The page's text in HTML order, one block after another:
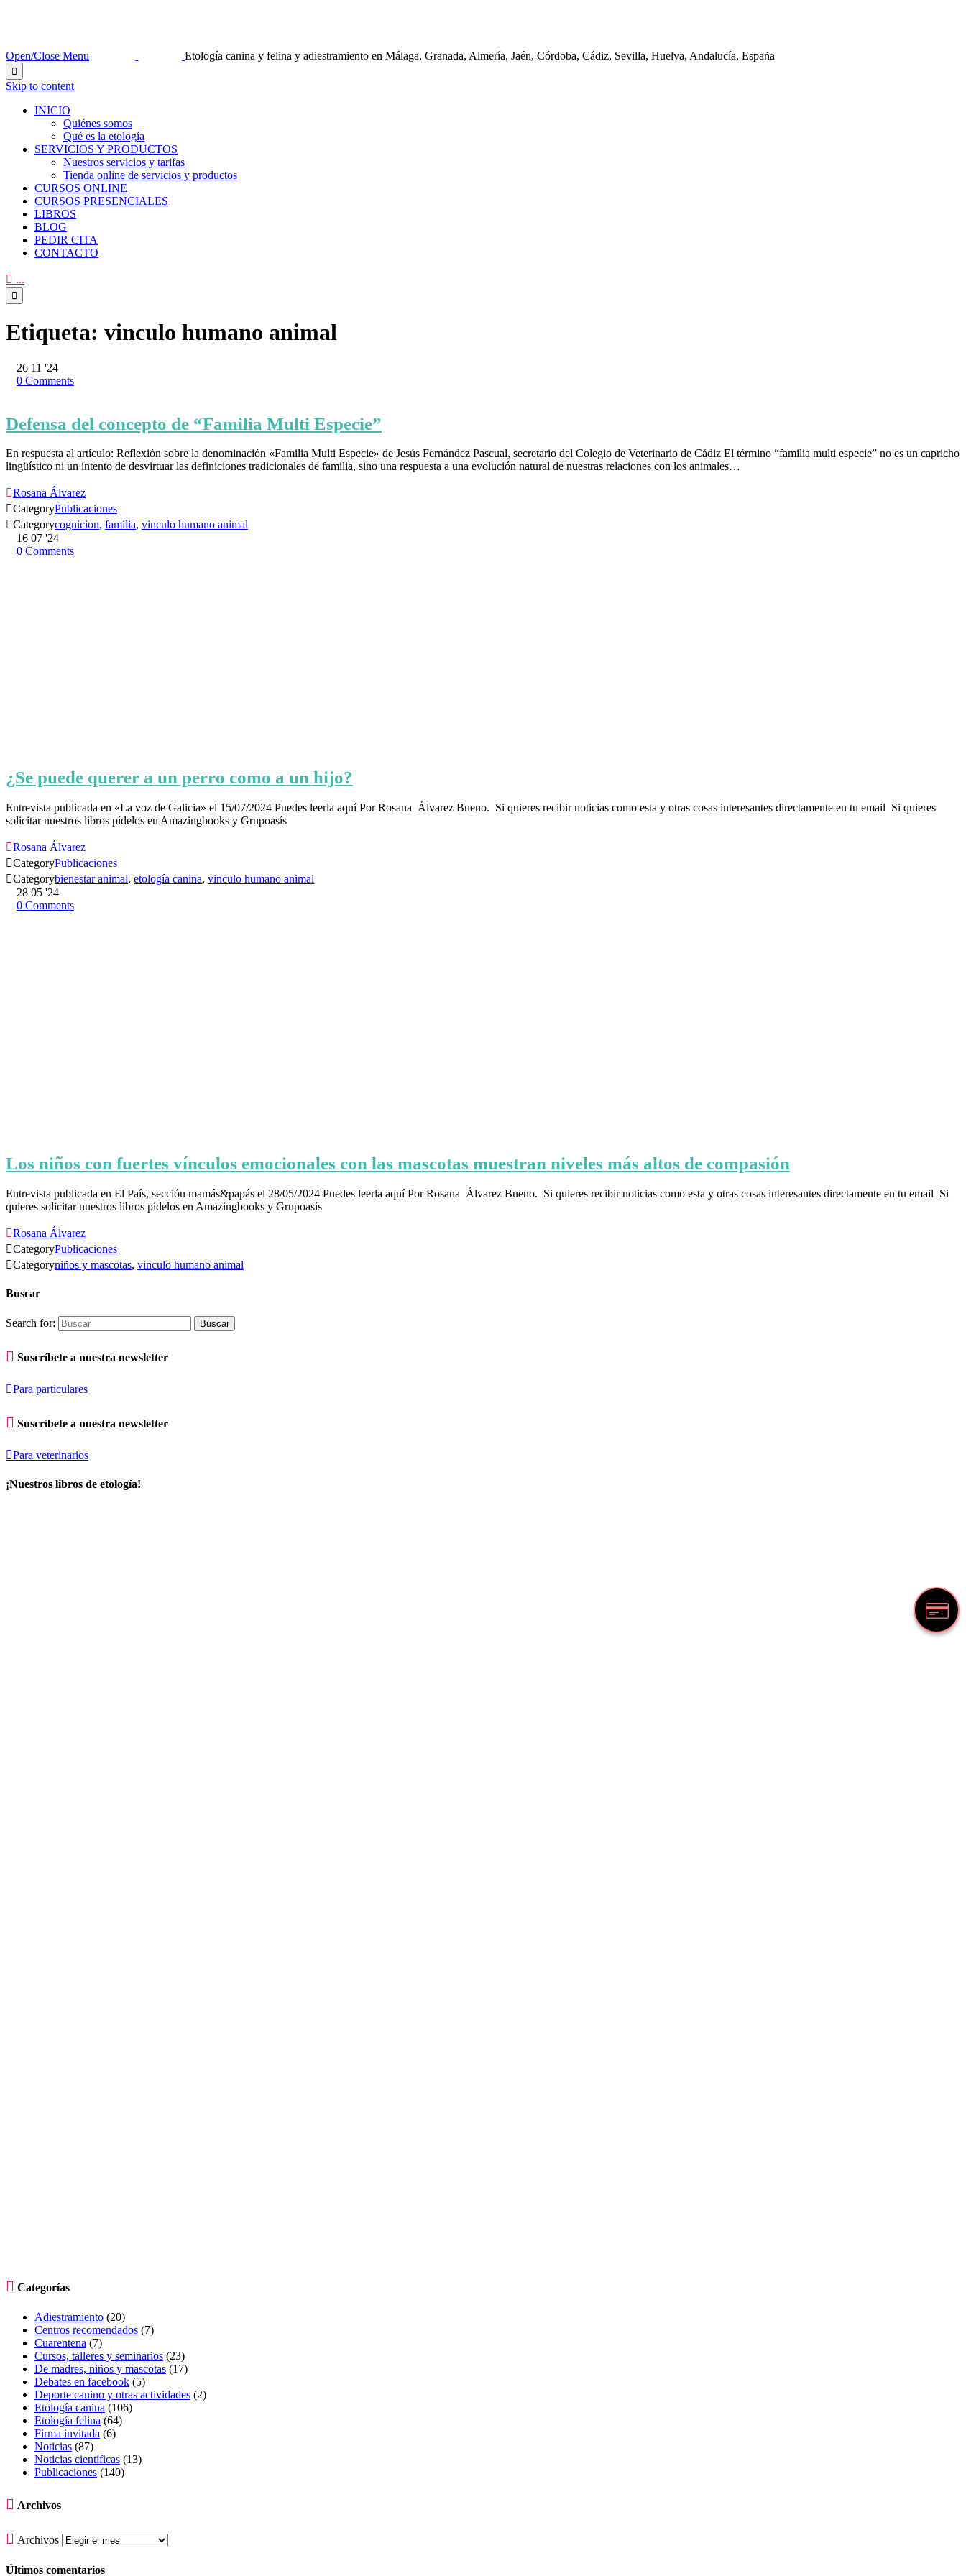
Open/Close Menu Etología canina y felina y adiestramiento en Málaga, Granada, Almería, Jaén, Córdoba, Cádiz, Sevilla, Huelva, Andalucía, España

Skip to content
INICIO
Quiénes somos
Qué es la etología
SERVICIOS Y PRODUCTOS
Nuestros servicios y tarifas
Tienda online de servicios y productos
CURSOS ONLINE
CURSOS PRESENCIALES
LIBROS
BLOG
PEDIR CITA
CONTACTO
 ...

Etiqueta: vinculo humano animal
26 11 '24
0 Comments
Defensa del concepto de “Familia Multi Especie”
En respuesta al artículo: Reflexión sobre la denominación «Familia Multi Especie» de Jesús Fernández Pascual, secretario del Colegio de Veterinario de Cádiz El término “familia multi especie” no es un capricho
lingüístico ni un intento de desvirtuar las definiciones tradicionales de familia, sino una respuesta a una evolución natural de nuestras relaciones con los animales…
Rosana Álvarez
CategoryPublicaciones
Categorycognicion, familia, vinculo humano animal
16 07 '24
0 Comments
¿Se puede querer a un perro como a un hijo?
Entrevista publicada en «La voz de Galicia» el 15/07/2024 Puedes leerla aquí Por Rosana Álvarez Bueno. Si quieres recibir noticias como esta y otras cosas interesantes directamente en tu email Si quieres
solicitar nuestros libros pídelos en Amazingbooks y Grupoasís
Rosana Álvarez
CategoryPublicaciones
Categorybienestar animal, etología canina, vinculo humano animal
28 05 '24
0 Comments
Los niños con fuertes vínculos emocionales con las mascotas muestran niveles más altos de compasión
Entrevista publicada en El País, sección mamás&papás el 28/05/2024 Puedes leerla aquí Por Rosana Álvarez Bueno. Si quieres recibir noticias como esta y otras cosas interesantes directamente en tu email Si
quieres solicitar nuestros libros pídelos en Amazingbooks y Grupoasís
Rosana Álvarez
CategoryPublicaciones
Categoryniños y mascotas, vinculo humano animal
Buscar
Search for:
 Suscríbete a nuestra newsletter
Para particulares
 Suscríbete a nuestra newsletter
Para veterinarios
¡Nuestros libros de etología!
 Categorías
Adiestramiento (20)
Centros recomendados (7)
Cuarentena (7)
Cursos, talleres y seminarios (23)
De madres, niños y mascotas (17)
Debates en facebook (5)
Deporte canino y otras actividades (2)
Etología canina (106)
Etología felina (64)
Firma invitada (6)
Noticias (87)
Noticias científicas (13)
Publicaciones (140)
 Archivos
 Archivos
Últimos comentarios